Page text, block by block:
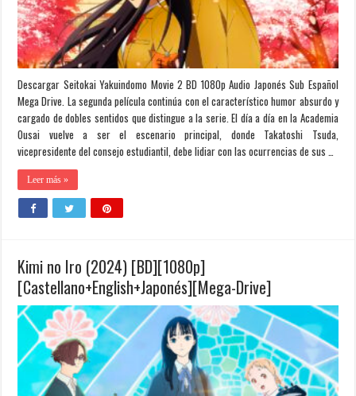
Descargar Seitokai Yakuindomo Movie 2 BD 1080p Audio Japonés Sub Español
Mega Drive. La segunda película continúa con el característico humor absurdo y
cargado de dobles sentidos que distingue a la serie. El día a día en la Academia
Ousai vuelve a ser el escenario principal, donde Takatoshi Tsuda,
vicepresidente del consejo estudiantil, debe lidiar con las ocurrencias de sus …
Leer más »
Kimi no Iro (2024) [BD][1080p]
[Castellano+English+Japonés][Mega-Drive]